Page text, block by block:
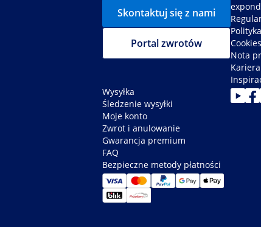
Skontaktuj się z nami
Portal zwrotów
Wysyłka
Śledzenie wysyłki
Moje konto
Zwrot i anulowanie
Gwarancja premium
FAQ
Bezpieczne metody płatności
Cookies
Nota